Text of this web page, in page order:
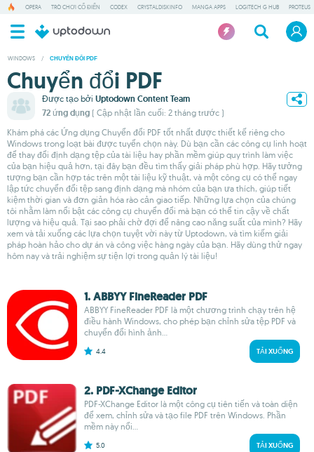
OPERA TRÒ CHƠI CỔ ĐIỂN CODEX CRYSTALDISKINFO MANGA APPS LOGITECH G HUB PROTEUS
WINDOWS / CHUYỂN ĐỔI PDF
Chuyển đổi PDF
Được tạo bởi Uptodown Content Team
72 ứng dụng ( Cập nhật lần cuối: 2 tháng trước )
Khám phá các Ứng dụng Chuyển đổi PDF tốt nhất được thiết kế riêng cho
Windows trong loạt bài được tuyển chọn này. Dù bạn cần các công cụ linh hoạt
để thay đổi định dạng tệp của tài liệu hay phần mềm giúp quy trình làm việc
của bạn hiệu quả hơn, tại đây bạn đều tìm thấy giải pháp phù hợp. Hãy tưởng
tượng bạn cần hợp tác trên một tài liệu kỹ thuật, và một công cụ có thể ngay
lập tức chuyển đổi tệp sang định dạng mà nhóm của bạn ưa thích, giúp tiết
kiệm thời gian và đơn giản hóa rào cản giao tiếp. Những lựa chọn của chúng
tôi nhằm làm nổi bật các công cụ chuyển đổi mà bạn có thể tin cậy về chất
lượng và hiệu quả. Tại sao phải chờ đợi để nâng cao năng suất của mình? Hãy
xem và tải xuống các lựa chọn tuyệt vời này từ Uptodown, và tìm kiếm giải
pháp hoàn hảo cho dự án và công việc hàng ngày của bạn. Hãy dùng thử ngay
hôm nay và trải nghiệm sự tiện lợi trong quản lý tài liệu!
1. ABBYY FineReader PDF
ABBYY FineReader PDF là một chương trình chạy trên hệ
điều hành Windows, cho phép bạn chỉnh sửa tệp PDF và
chuyển đổi hình ảnh...
4.4 TẢI XUỐNG
2. PDF-XChange Editor
PDF-XChange Editor là một công cụ tiên tiến và toàn diện
để xem, chỉnh sửa và tạo file PDF trên Windows. Phần
mềm này nổi...
5.0 TẢI XUỐNG